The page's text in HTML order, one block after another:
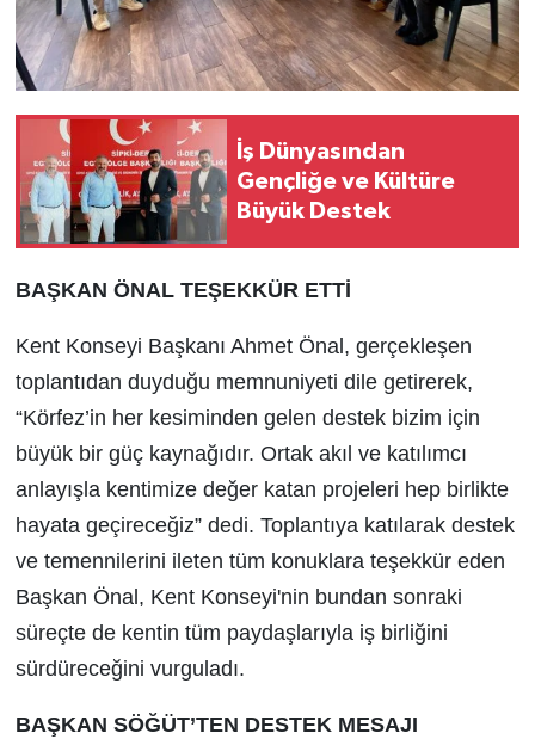
İş Dünyasından
Gençliğe ve Kültüre
Büyük Destek
BAŞKAN ÖNAL TEŞEKKÜR ETTİ
Kent Konseyi Başkanı Ahmet Önal, gerçekleşen
toplantıdan duyduğu memnuniyeti dile getirerek,
“Körfez’in her kesiminden gelen destek bizim için
büyük bir güç kaynağıdır. Ortak akıl ve katılımcı
anlayışla kentimize değer katan projeleri hep birlikte
hayata geçireceğiz” dedi. Toplantıya katılarak destek
ve temennilerini ileten tüm konuklara teşekkür eden
Başkan Önal, Kent Konseyi'nin bundan sonraki
süreçte de kentin tüm paydaşlarıyla iş birliğini
sürdüreceğini vurguladı.
BAŞKAN SÖĞÜT’TEN DESTEK MESAJI